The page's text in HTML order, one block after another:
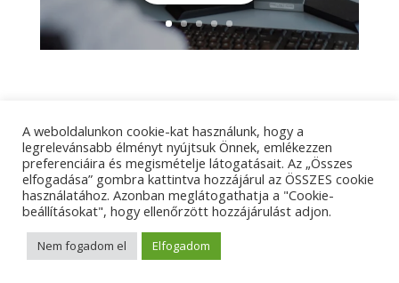
Adatkezelési tájékoztató
Impresszum
Kapcsolat
© Tangens Kft. - Weboldalkészítés:
Marketing
A weboldalunkon cookie-kat használunk, hogy a
legrelevánsabb élményt nyújtsuk Önnek, emlékezzen
preferenciáira és megismételje látogatásait. Az „Összes
elfogadása” gombra kattintva hozzájárul az ÖSSZES cookie
használatához. Azonban meglátogathatja a "Cookie-
beállításokat", hogy ellenőrzött hozzájárulást adjon.
Nem fogadom el Elfogadom